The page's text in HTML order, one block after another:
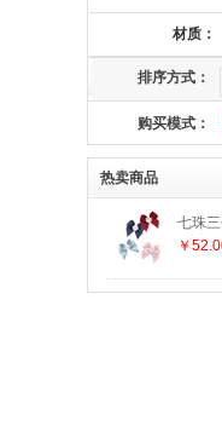
材质：
排序方式：
购买模式：
热卖商品
￥